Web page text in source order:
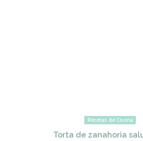
Recetas de Cocina
Torta de zanahoria